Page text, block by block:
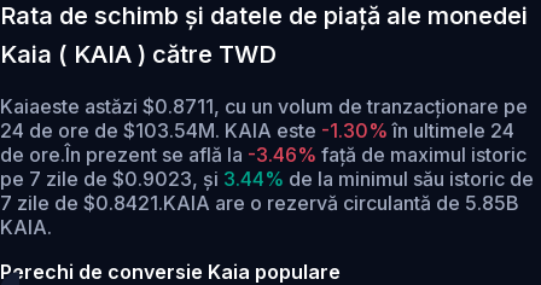
Rata de schimb și datele de piață ale monedei
Kaia ( KAIA ) către TWD
Kaiaeste astăzi $0.8711, cu un volum de tranzacționare pe
24 de ore de $103.54M. KAIA este -1.30%în ultimele 24
de ore.În prezent se află la -3.46% față de maximul istoric
pe 7 zile de $0.9023, și 3.44% de la minimul său istoric de
7 zile de $0.8421.KAIA are o rezervă circulantă de 5.85B
KAIA.
Perechi de conversie Kaia populare